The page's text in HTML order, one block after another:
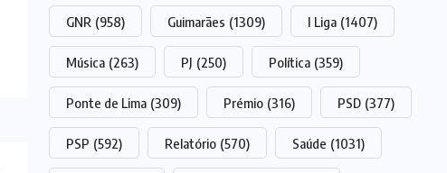
GNR (958) Guimarães (1309) I Liga (1407)
Música (263) PJ (250) Política (359)
Ponte de Lima (309) Prémio (316) PSD (377)
PSP (592) Relatório (570) Saúde (1031)